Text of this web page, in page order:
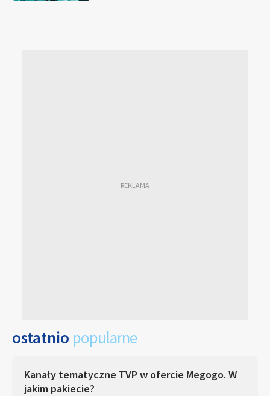
ostatnio popularne
Kanały tematyczne TVP w ofercie Megogo. W
jakim pakiecie?